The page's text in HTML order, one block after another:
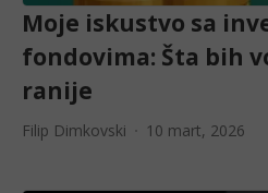
Moje iskustvo sa
fondovima: Šta bih
ranije
Filip Dimkovski 10 mart, 2026